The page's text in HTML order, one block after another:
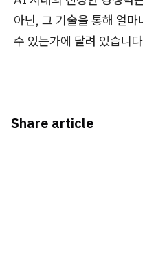
아닌, 그 기술을 통해 얼
수 있는가에 달려 있습니
Share article